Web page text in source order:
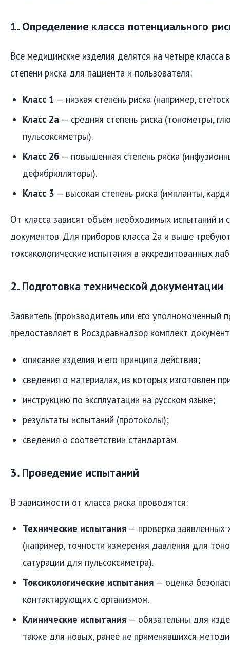
1. Определение класса потенциального
Все медицинские изделия делятся на четыре класса
степени риска для пациента и пользователя:
Класс 1 — низкая степень риска (например,
Класс 2а — средняя степень риска (тонометры,
пульсоксиметры).
Класс 2б — повышенная степень риска
дефибрилляторы).
Класс 3 — высокая степень риска (импланты,
От класса зависят объём необходимых испытаний и
документов. Для приборов класса 2а и выше
токсикологические испытания в аккредитованных
2. Подготовка технической документации
Заявитель (производитель или его уполномоченный
предоставляет в Росздравнадзор комплект
описание изделия и его принципа действия;
сведения о материалах, из которых изготовлен
инструкцию по эксплуатации на русском языке;
результаты испытаний (протоколы);
сведения о соответствии стандартам.
3. Проведение испытаний
В зависимости от класса риска проводятся:
Технические испытания — проверка заявленных
(например, точности измерения давления для
сатурации для пульсоксиметра).
Токсикологические испытания — оценка
контактирующих с организмом.
Клинические испытания — обязательны для
также для новых, ранее не применявшихся